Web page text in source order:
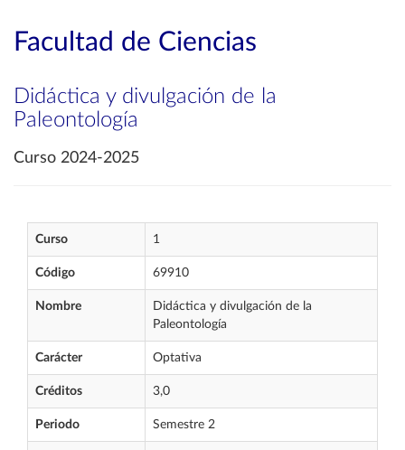
Facultad de Ciencias
Didáctica y divulgación de la
Paleontología
Curso 2024-2025
Curso 1
Código 69910
Nombre
Didáctica y divulgación de la
Paleontología
Carácter Optativa
Créditos 3,0
Periodo Semestre 2